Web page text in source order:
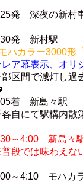
発 深夜の新村
発 新村駅
ハカラー3000形
ア幕表示、オリ
部区間で減灯し過
着 新島々駅
自にて駅構内散
～4:00 新島々
段では味わえな
～4:10 モハカ